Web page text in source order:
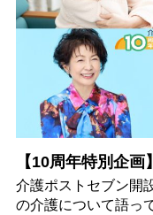
【10周年特別企画
介護ポストセブン開
の介護について語っ